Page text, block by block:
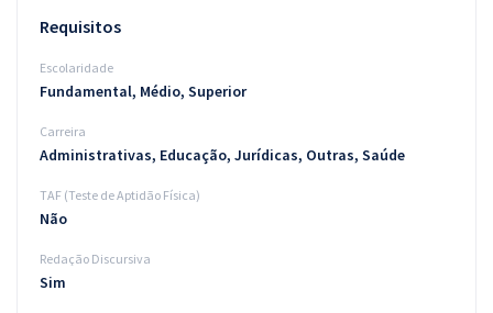
Requisitos
Escolaridade
Fundamental, Médio, Superior
Carreira
Administrativas, Educação, Jurídicas, Outras, Saúde
TAF (Teste de Aptidão Física)
Não
Redação Discursiva
Sim